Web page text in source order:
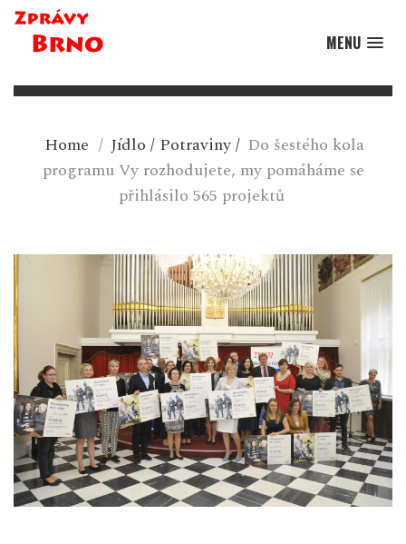
MENU
Home / Jídlo / Potraviny/ Do šestého kola
programu Vy rozhodujete, my pomáháme se
přihlásilo 565 projektů